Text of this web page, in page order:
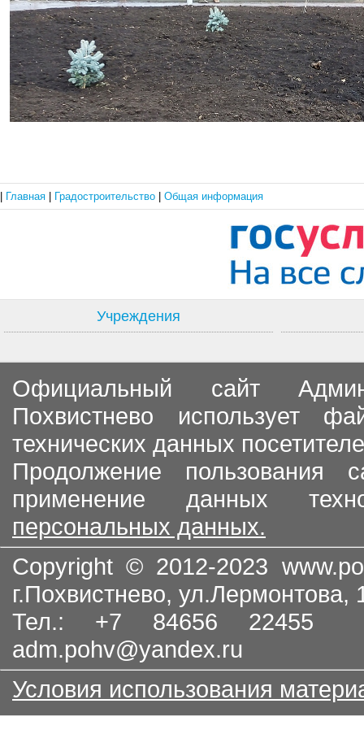
Главная Градостроительство Общая информация
Учреждения
Официальный сайт
Похвистнево использует
технических данных
Продолжение пользования
применение данных
персональных данных.
Copyright © 2012-2023
г.Похвистнево, ул.Лермонтова,
Тел.: +7 84656
adm.pohv@yandex.ru
Условия использования